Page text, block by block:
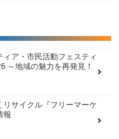
ィア・市民活動フェスティ
～地域の魅力を再発見！
リサイクル『フリーマーケ
報